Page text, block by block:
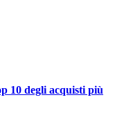
10 degli acquisti più